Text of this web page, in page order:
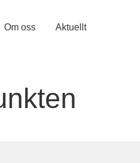
Om oss Aktuellt